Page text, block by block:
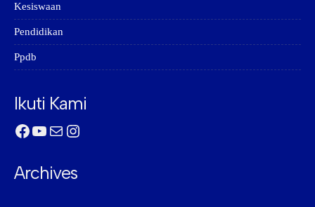
Kesiswaan
Pendidikan
Ppdb
Ikuti Kami
Facebook
YouTube
MailInstagram
Archives